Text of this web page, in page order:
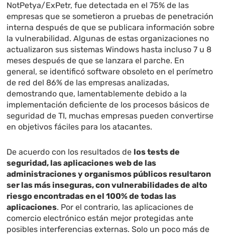
NotPetya/ExPetr, fue detectada en el 75% de las
empresas que se sometieron a pruebas de penetración
interna después de que se publicara información sobre
la vulnerabilidad. Algunas de estas organizaciones no
actualizaron sus sistemas Windows hasta incluso 7 u 8
meses después de que se lanzara el parche. En
general, se identificó software obsoleto en el perímetro
de red del 86% de las empresas analizadas,
demostrando que, lamentablemente debido a la
implementación deficiente de los procesos básicos de
seguridad de TI, muchas empresas pueden convertirse
en objetivos fáciles para los atacantes.
De acuerdo con los resultados de los tests de
seguridad, las aplicaciones web de las
administraciones y organismos públicos resultaron
ser las más inseguras, con vulnerabilidades de alto
riesgo encontradas en el 100% de todas las
aplicaciones. Por el contrario, las aplicaciones de
comercio electrónico están mejor protegidas ante
posibles interferencias externas. Solo un poco más de